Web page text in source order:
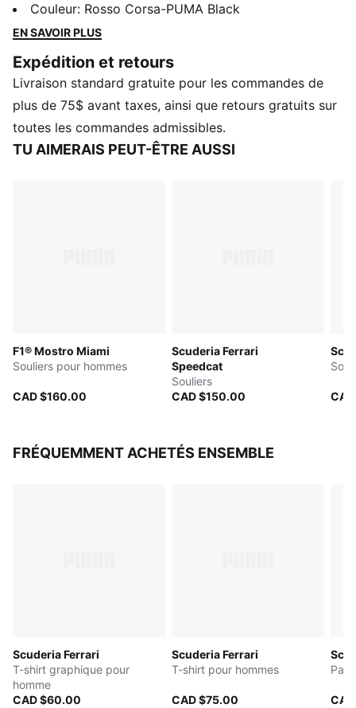
l’héritage légendaire de Ferrari dans le milieu de la
course automobile. Ces chaussures combinent la
avec les couleurs et détails emblématiques de la
Scuderia Ferrari, pour que vous puissiez porter cet
héritage partout où vous allez.
DÉTAILS
Largeur : Normal
Couleur: Rosso Corsa-PUMA Black
EN SAVOIR PLUS
Expédition et retours
Livraison standard gratuite pour les commandes de
plus de 75$ avant taxes, ainsi que retours gratuits sur
toutes les commandes admissibles.
TU AIMERAIS PEUT-ÊTRE AUSSI
F1® Mostro Miami
Souliers pour hommes
CAD $160.00
Scuderia Ferrari
Speedcat
Souliers
CAD $150.00
FRÉQUEMMENT ACHETÉS ENSEMBLE
Scuderia Ferrari
T-shirt graphique pour
homme
CAD $60.00
Scuderia Ferrari
T-shirt pour hommes
CAD $75.00